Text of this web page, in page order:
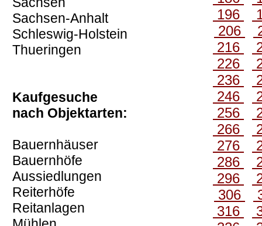
Sachsen-Anhalt
Schleswig-Holstein
Thueringen
Kaufgesuche
nach Objektarten:
Bauernhäuser
Bauernhöfe
Aussiedlungen
Reiterhöfe
Reitanlagen
196
206
216
226
236
246
256
266
276
286
296
306
316